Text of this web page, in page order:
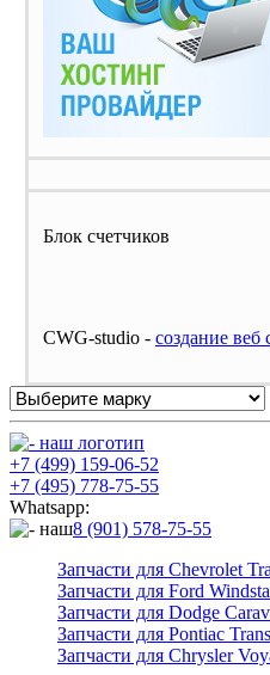
Блок счетчиков
CWG-studio - cоздание веб
+7 (499) 159-06-52
+7 (495) 778-75-55
Whatsapp:
8 (901) 578-75-55
Запчасти для Chevrolet
Запчасти для Ford
Запчасти для Dodge
Запчасти для Pontiac
Запчасти для Chrysler